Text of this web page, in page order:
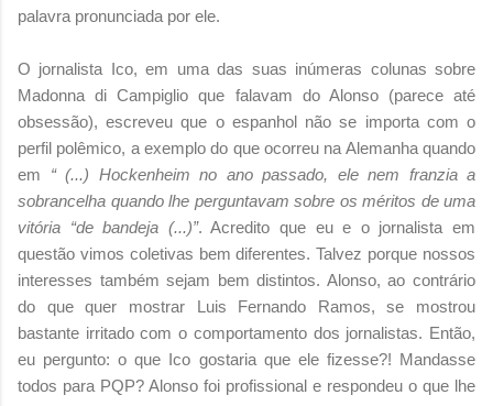
palavra pronunciada por ele.
O jornalista Ico, em uma das suas inúmeras colunas sobre
Madonna di Campiglio que falavam do Alonso (parece até
obsessão), escreveu que o espanhol não se importa com o
perfil polêmico, a exemplo do que ocorreu na Alemanha quando
em “ (...) Hockenheim no ano passado, ele nem franzia a
sobrancelha quando lhe perguntavam sobre os méritos de uma
vitória “de bandeja (...)”. Acredito que eu e o jornalista em
questão vimos coletivas bem diferentes. Talvez porque nossos
interesses também sejam bem distintos. Alonso, ao contrário
do que quer mostrar Luis Fernando Ramos, se mostrou
bastante irritado com o comportamento dos jornalistas. Então,
eu pergunto: o que Ico gostaria que ele fizesse?! Mandasse
todos para PQP? Alonso foi profissional e respondeu o que lhe